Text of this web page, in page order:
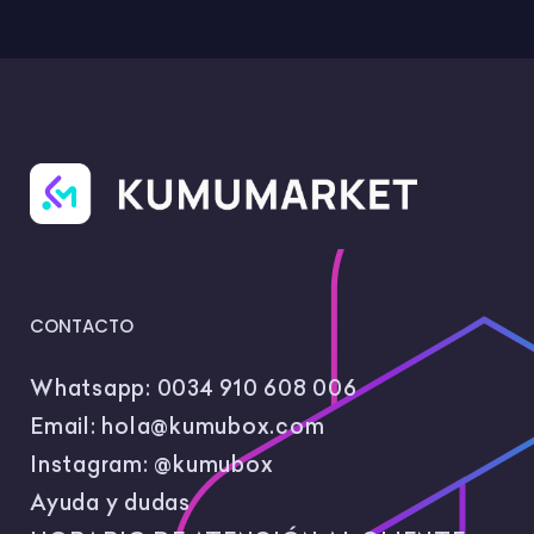
CONTACTO
Whatsapp: 0034 910 608 006
Email: hola@kumubox.com
Instagram: @kumubox
Ayuda y dudas